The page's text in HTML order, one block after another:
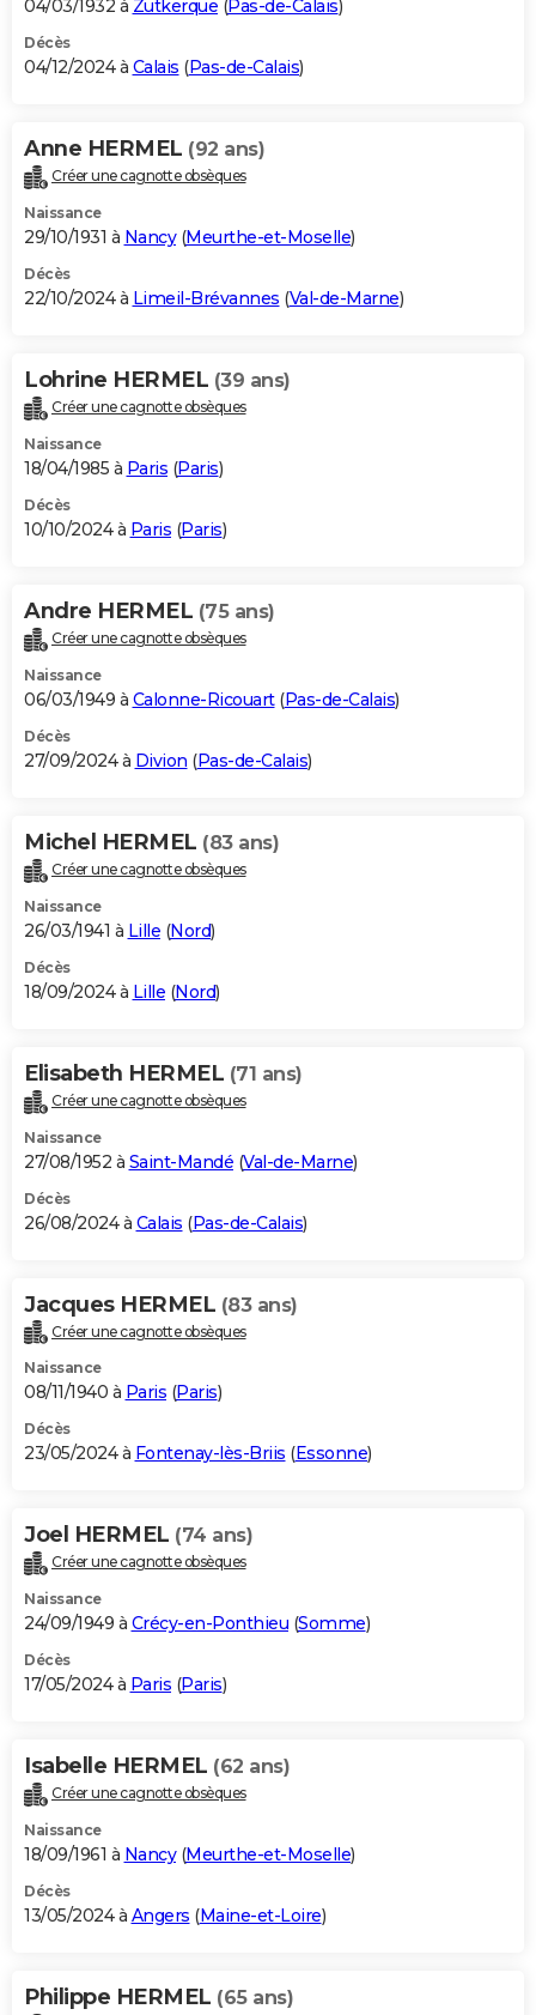
04/03/1932 à Zutkerque (Pas-de-Calais)
Décès
04/12/2024 à Calais (Pas-de-Calais)
Anne HERMEL (92 ans)
Créer une cagnotte obsèques
Naissance
29/10/1931 à Nancy(Meurthe-et-Moselle)
Décès
22/10/2024 à Limeil-Brévannes (Val-de-Marne)
Lohrine HERMEL (39 ans)
Créer une cagnotte obsèques
Naissance
18/04/1985 à Paris (Paris)
Décès
10/10/2024 à Paris (Paris)
Andre HERMEL (75 ans)
Créer une cagnotte obsèques
Naissance
06/03/1949 à Calonne-Ricouart(Pas-de-Calais)
Décès
27/09/2024 à Divion (Pas-de-Calais)
Michel HERMEL (83 ans)
Créer une cagnotte obsèques
Naissance
26/03/1941 à Lille (Nord)
Décès
18/09/2024 à Lille (Nord)
Elisabeth HERMEL (71 ans)
Créer une cagnotte obsèques
Naissance
27/08/1952 à Saint-Mandé (Val-de-Marne)
Décès
26/08/2024 à Calais (Pas-de-Calais)
Jacques HERMEL (83 ans)
Créer une cagnotte obsèques
Naissance
08/11/1940 à Paris (Paris)
Décès
23/05/2024 à Fontenay-lès-Briis (Essonne)
Joel HERMEL (74 ans)
Créer une cagnotte obsèques
Naissance
24/09/1949 à Crécy-en-Ponthieu (Somme)
Décès
17/05/2024 à Paris (Paris)
Isabelle HERMEL (62 ans)
Créer une cagnotte obsèques
Naissance
18/09/1961 à Nancy(Meurthe-et-Moselle)
Décès
13/05/2024 à Angers (Maine-et-Loire)
Philippe HERMEL (65 ans)